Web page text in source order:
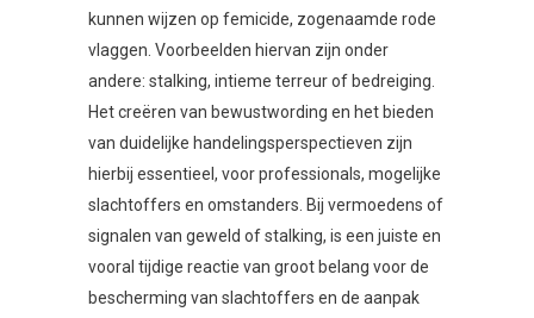
kunnen wijzen op femicide, zogenaamde rode
vlaggen. Voorbeelden hiervan zijn onder
andere: stalking, intieme terreur of bedreiging.
Het creëren van bewustwording en het bieden
van duidelijke handelingsperspectieven zijn
hierbij essentieel, voor professionals, mogelijke
slachtoffers en omstanders. Bij vermoedens of
signalen van geweld of stalking, is een juiste en
vooral tijdige reactie van groot belang voor de
bescherming van slachtoffers en de aanpak